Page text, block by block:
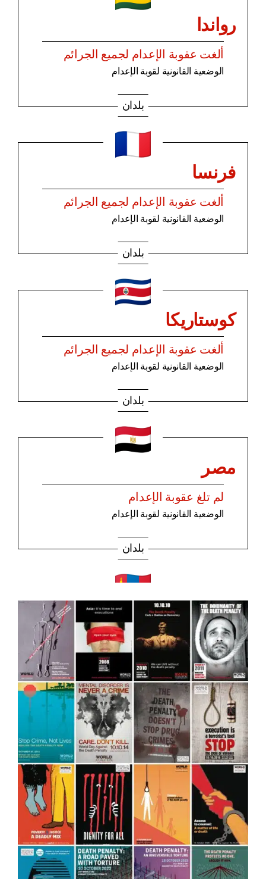
رواندا
ألغت عقوبة الإعدام لجميع الجرائم
الوضعية القانونية لقوبة الإعدام
بلدان
فرنسا
ألغت عقوبة الإعدام لجميع الجرائم
الوضعية القانونية لقوبة الإعدام
بلدان
كوستاريكا
ألغت عقوبة الإعدام لجميع الجرائم
الوضعية القانونية لقوبة الإعدام
بلدان
مصر
لم تلغ عقوبة الإعدام
الوضعية القانونية لقوبة الإعدام
بلدان
منغوليا
ألغت عقوبة الإعدام لجميع الجرائم
الوضعية القانونية لقوبة الإعدام
بلدان
مولدوفا
ألغت عقوبة الإعدام لجميع الجرائم
الوضعية القانونية لقوبة الإعدام
بلدان